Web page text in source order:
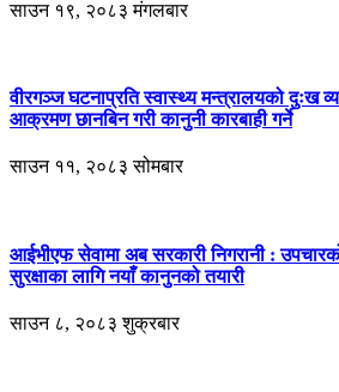
साउन १९, २०८३ मंगलबार
वीरगञ्ज घटनाप्रति स्वास्थ्य मन्त्रालयको दुःख
आक्रमण छानबिन गरी कानुनी कारबाही गर्ने
साउन ११, २०८३ सोमबार
आईभीएफ सेवामा अब सरकारी निगरानी :
सुरक्षाका लागि नयाँ कानुनको तयारी
साउन ८, २०८३ शुक्रबार